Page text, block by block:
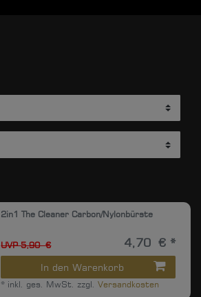
2in1 The Cleaner Carbon/Nylonbürste
UVP 5,90 € 4,70 € *
In den Warenkorb
* inkl. ges. MwSt. zzgl.Versandkosten